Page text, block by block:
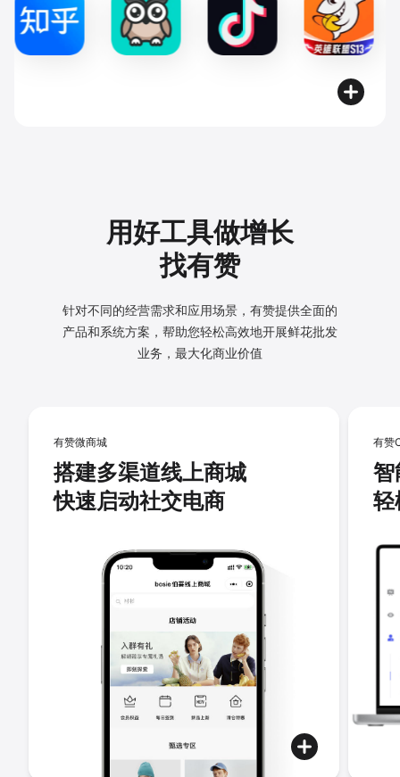
用好工具做增长
找有赞
针对不同的经营需求和应用场景，有赞提供全面的
产品和系统方案， 帮助您轻松高效地开展鲜花批发
业务，最大化商业价值
有赞微商城
搭建多渠道线上商城
快速启动社交电商
有赞
智
轻